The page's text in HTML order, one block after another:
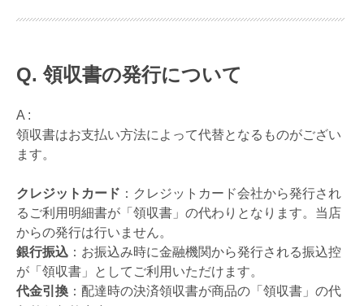
領収書の発行について
A :
領収書はお支払い方法によって代替となるものがござい
ます。
クレジットカード ：クレジットカード会社から発行され
るご利用明細書が「領収書」の代わりとなります。当店
からの発行は行いません。
銀行振込 ：お振込み時に金融機関から発行される振込控
が「領収書」としてご利用いただけます。
代金引換 ：配達時の決済領収書が商品の「領収書」の代